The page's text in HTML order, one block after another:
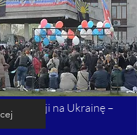
Rosji na Ukrainę –